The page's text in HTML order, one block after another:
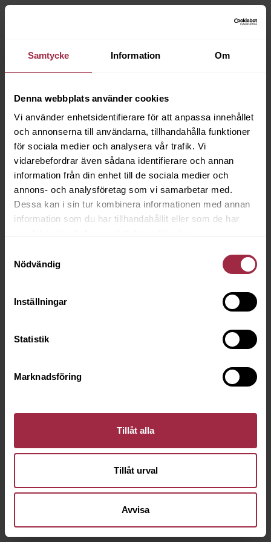
Samtycke Information Om
Denna webbplats använder cookies
Vi använder enhetsidentifierare för att anpassa innehållet
och annonserna till användarna, tillhandahålla funktioner
för sociala medier och analysera vår trafik. Vi
vidarebefordrar även sådana identifierare och annan
information från din enhet till de sociala medier och
annons- och analysföretag som vi samarbetar med.
Dessa kan i sin tur kombinera informationen med annan
information som du har tillhandahållit eller som de har
Nödvändig
Inställningar
Statistik
Marknadsföring
Tillåt alla
Tillåt urval
Avvisa